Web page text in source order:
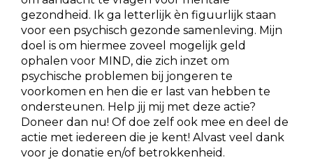
gezondheid. Ik ga letterlijk èn figuurlijk staan
voor een psychisch gezonde samenleving. Mijn
doel is om hiermee zoveel mogelijk geld
ophalen voor MIND, die zich inzet om
psychische problemen bij jongeren te
voorkomen en hen die er last van hebben te
ondersteunen. Help jij mij met deze actie?
Doneer dan nu! Of doe zelf ook mee en deel de
actie met iedereen die je kent! Alvast veel dank
voor je donatie en/of betrokkenheid.